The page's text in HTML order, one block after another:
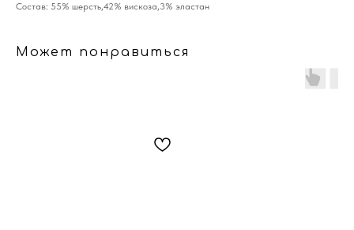
Состав: 55% шерсть,42% вискоза,3% эластан
Может понравиться